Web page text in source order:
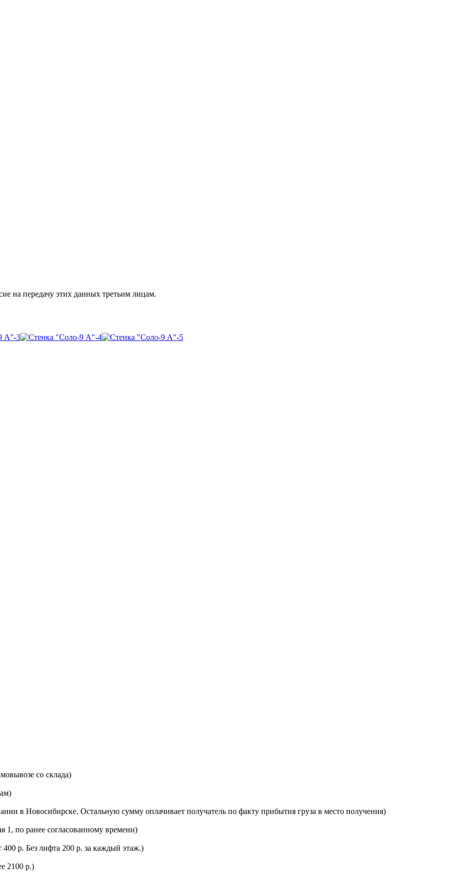
на передачу этих данных третьим лицам.
со склада)
в Новосибирске. Остальную сумму оплачивает получатель по факту прибытия груза в место получения)
1, по ранее согласованному времени)
р. Без лифта 200 р. за каждый этаж.)
2100 р.)